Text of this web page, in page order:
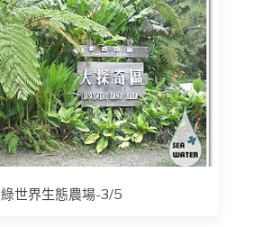
綠世界生態農場-3/5